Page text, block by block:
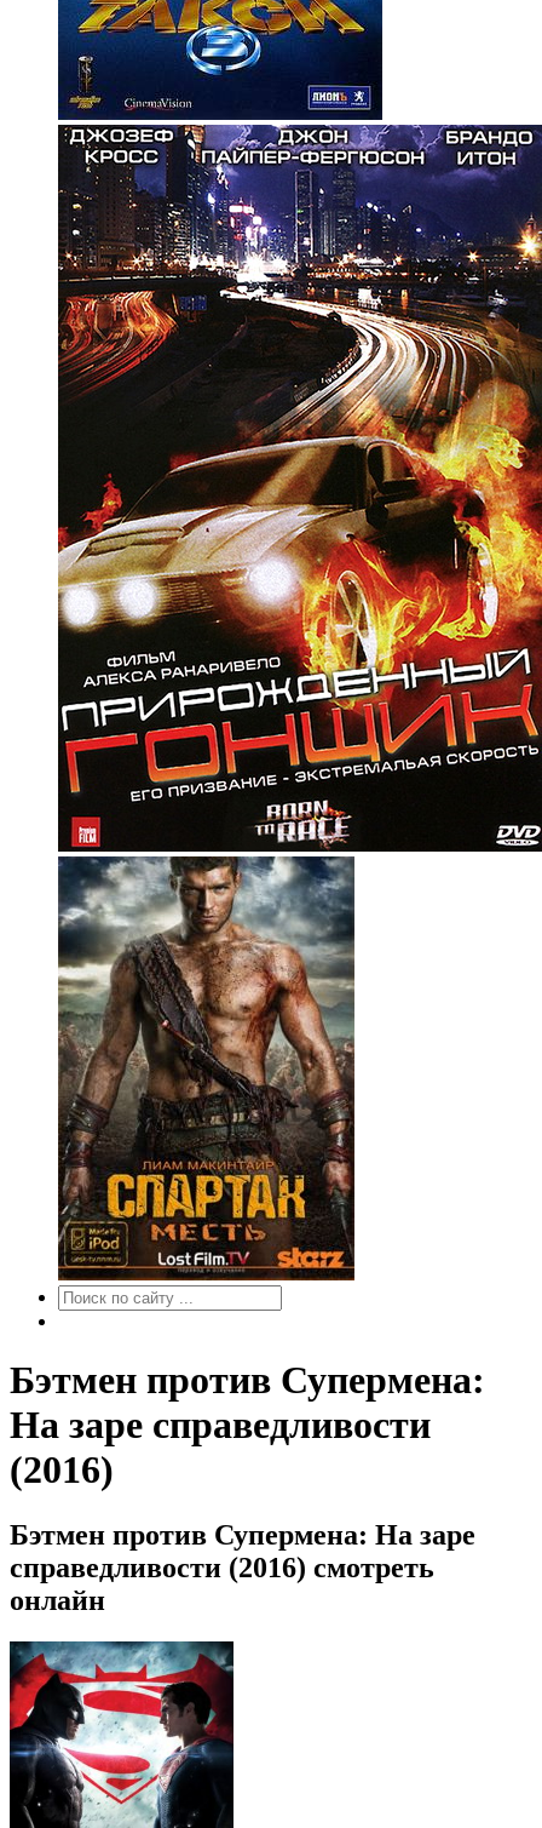
Бэтмен против Супермена:
На заре справедливости
(2016)
Бэтмен против Супермена: На заре
справедливости (2016) смотреть
онлайн